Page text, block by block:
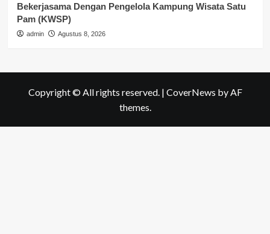
Bekerjasama Dengan Pengelola Kampung Wisata Satu
Pam (KWSP)
admin Agustus 8, 2026
Copyright © All rights reserved. | CoverNews by AF
themes.